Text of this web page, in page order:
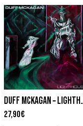
DUFF
27,90€